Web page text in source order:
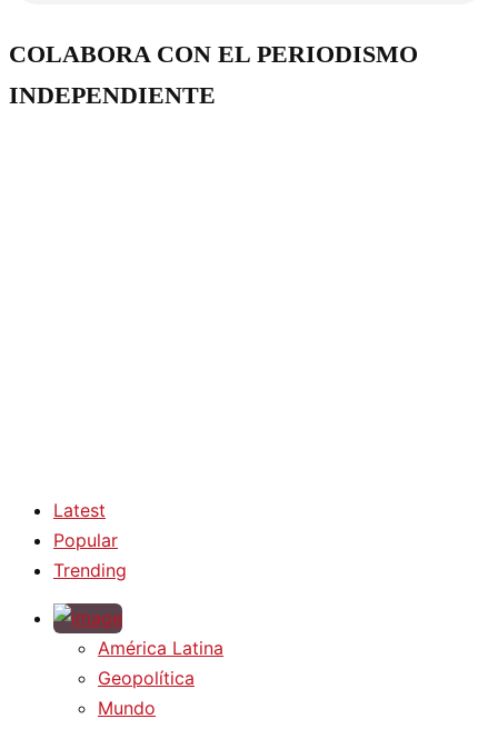
COLABORA CON EL PERIODISMO
INDEPENDIENTE
Latest
Popular
Trending
América Latina
Geopolítica
Mundo